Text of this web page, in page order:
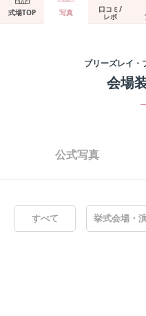
式場TOP 写真 口コミ/
レポ
ブリーズレイ・
会場
公式写真
すべて 挙式会場・